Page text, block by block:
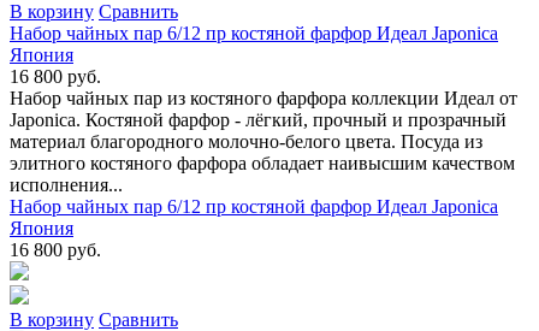
В коpзину Сpавнить
Набор чайных пар 6/12 пр костяной фарфор Идеал Japonica
Япония
16 800 руб.
Набор чайных пар из костяного фарфора коллекции Идеал от
Japonica. Костяной фарфор - лёгкий, прочный и прозрачный
материал благородного молочно-белого цвета. Посуда из
элитного костяного фарфора обладает наивысшим качеством
исполнения...
Набор чайных пар 6/12 пр костяной фарфор Идеал Japonica
Япония
16 800 руб.
В коpзину Сpавнить